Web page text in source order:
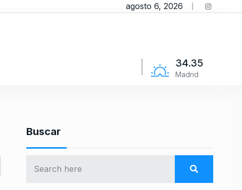
agosto 6, 2026
34.35
Madrid
Buscar